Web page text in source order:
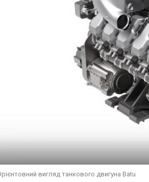
вигляд танкового двигуна Batu